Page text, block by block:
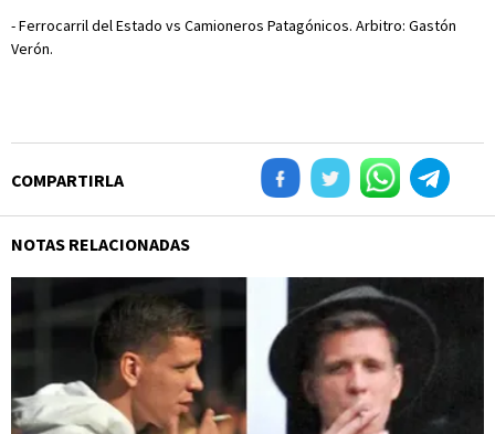
- Ferrocarril del Estado vs Camioneros Patagónicos. Arbitro: Gastón
Verón.
COMPARTIRLA
NOTAS RELACIONADAS